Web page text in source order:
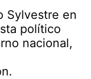
Sylvestre en
político
nacional,